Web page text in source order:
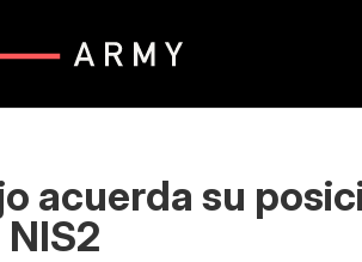
acuerda su